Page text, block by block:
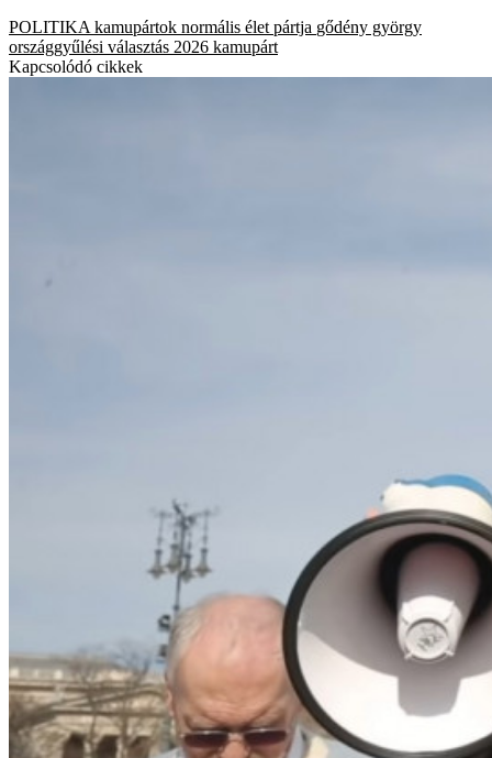
POLITIKA kamupártok normális élet pártja gődény györgy
országgyűlési választás 2026 kamupárt
Kapcsolódó cikkek